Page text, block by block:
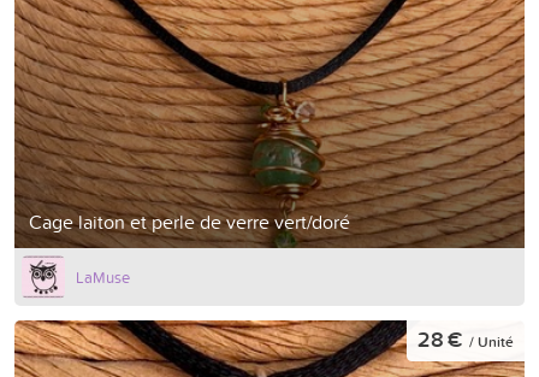
Cage laiton et perle de verre vert/doré
LaMuse
28 € / Unité